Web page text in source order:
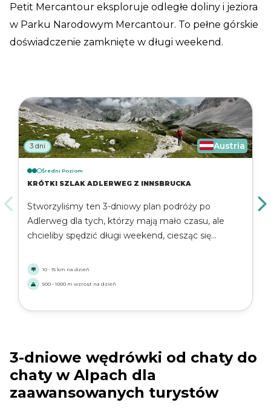
Petit Mercantour eksploruje odległe doliny i jeziora
w Parku Narodowym Mercantour. To pełne górskie
doświadczenie zamknięte w długi weekend.
3 dni Austria
Średni Poziom
KRÓTKI SZLAK ADLERWEG Z INNSBRUCKA
Stworzyliśmy ten 3-dniowy plan podróży po
Adlerweg dla tych, którzy mają mało czasu, ale
chcieliby spędzić długi weekend, ciesząc się
tą krótką wędrówką i spaceruj przez doliny, jeziora,
rzeki, grzbiety i wiele więcej!
10 - 15 km na dzień
500 - 1000 m wzrost na dzień
3-dniowe wędrówki od chaty do
chaty w Alpach dla
zaawansowanych turystów